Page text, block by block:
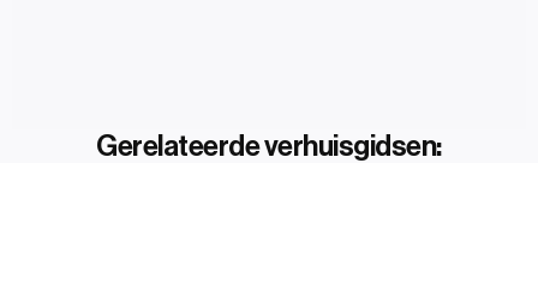
Gerelateerde verhuisgidsen: